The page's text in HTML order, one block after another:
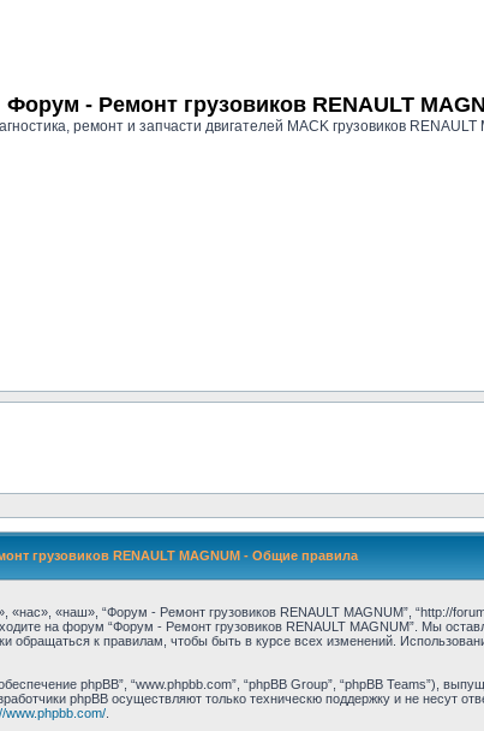
Форум - Ремонт грузовиков RENAULT
ремонт и запчасти двигателей MACK грузовиков RENAULT
грузовиков RENAULT MAGNUM - Общие правила
«наш», “Форум - Ремонт грузовиков RENAULT MAGNUM”, “http://
на форум “Форум - Ремонт грузовиков RENAULT MAGNUM”. Мы
к правилам, чтобы быть в курсе всех изменений.
phpBB”, “www.phpbb.com”, “phpBB Group”, “phpBB Teams”),
phpBB осуществляют только техническю поддержку и не несут
www.phpbb.com/.